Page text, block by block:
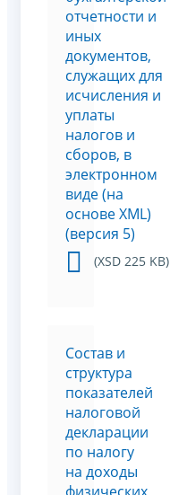
отчетности и
иных
документов,
служащих для
исчисления и
уплаты
налогов и
сборов, в
электронном
виде (на
основе XML)
(версия 5)
(XSD 225 KB)
Состав и
структура
показателей
налоговой
декларации
по налогу
на доходы